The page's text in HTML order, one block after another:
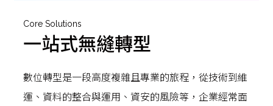
Core Solutions
一站式無縫轉型
數位轉型是一段高度複雜且專業的旅程，從技術到維
運、資料的整合與運用、資安的風險等，企業經常面